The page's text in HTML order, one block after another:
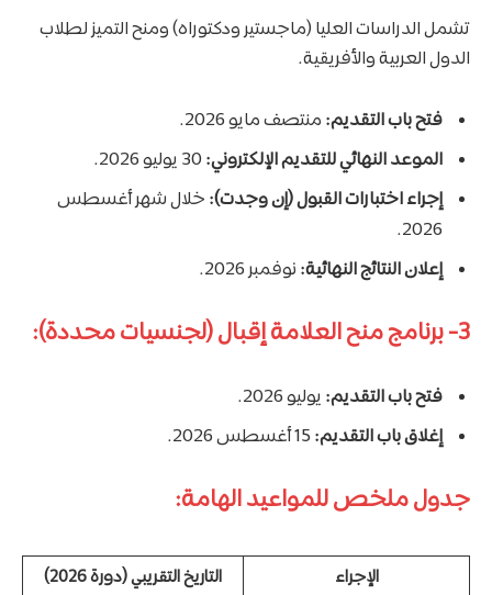
تشمل الدراسات العليا (ماجستير ودكتوراه) ومنح التميز لطلاب
الدول العربية والأفريقية.
فتح باب التقديم: منتصف مايو 2026.
الموعد النهائي للتقديم الإلكتروني:
إجراء اختبارات القبول (إن وجدت): خلال شهر أغسطس
2026.
إعلان النتائج النهائية: نوفمبر 2026.
3- برنامج منح العلامة إقبال (لجنسيات محددة):
فتح باب التقديم: يوليو 2026.
إغلاق باب التقديم:
جدول ملخص للمواعيد الهامة:
الإجراء
التاريخ التقريبي (دورة 2026)